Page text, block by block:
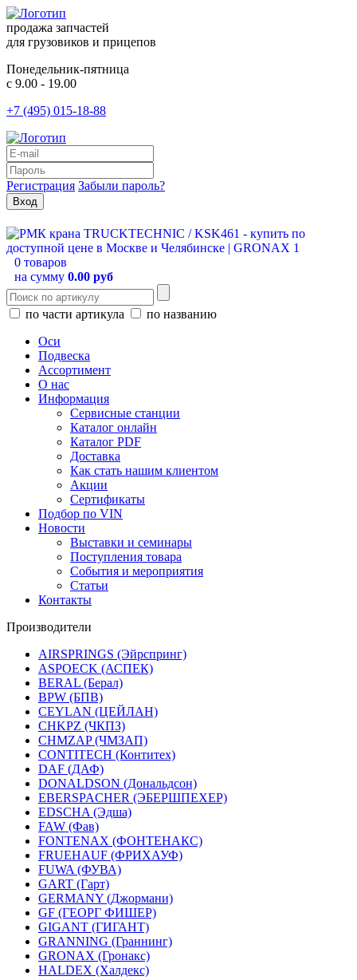
продажа запчастей
для грузовиков и прицепов
Понедельник-пятница
с 9.00 - 19.00
+7 (495) 015-18-88
Регистрация Забыли пароль?
0 товаров
на сумму 0.00 руб
по части артикула
по названию
Оси
Подвеска
Ассортимент
О нас
Информация
Сервисные станции
Каталог онлайн
Каталог PDF
Доставка
Как стать нашим клиентом
Акции
Сертификаты
Подбор по VIN
Новости
Выставки и семинары
Поступления товара
События и мероприятия
Статьи
Контакты
Производители
AIRSPRINGS (Эйрспринг)
ASPOECK (АСПЕК)
BERAL (Берал)
BPW (БПВ)
CEYLAN (ЦЕЙЛАН)
CHKPZ (ЧКПЗ)
CHMZAP (ЧМЗАП)
CONTITECH (Контитех)
DAF (ДАФ)
DONALDSON (Дональдсон)
EBERSPACHER (ЭБЕРШПЕХЕР)
EDSCHA (Эдша)
FAW (Фав)
FONTENAX (ФОНТЕНАКС)
FRUEHAUF (ФРИХАУФ)
FUWA (ФУВА)
GART (Гарт)
GERMANY (Джормани)
GF (ГЕОРГ ФИШЕР)
GIGANT (ГИГАНТ)
GRANNING (Граннинг)
GRONAX (Гронакс)
HALDEX (Халдекс)